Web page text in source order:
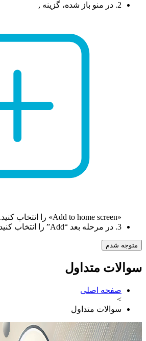
2. در منو باز شده، گزینه ,
«Add to home screen» را انتخاب کنید.
3. در مرحله بعد “Add” را انتخاب کنید.
متوجه شدم
سوالات متداول
صفحه اصلی
>
سوالات متداول